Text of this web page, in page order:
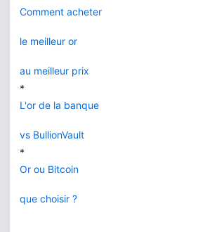
Comment acheter
le meilleur or
au meilleur prix
*
L'or de la banque
vs BullionVault
*
Or ou Bitcoin
que choisir ?